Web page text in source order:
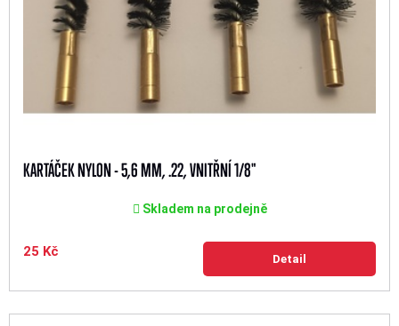
KARTÁČEK NYLON - 5,6 MM, .22, VNITŘNÍ 1/8"
Skladem na prodejně
25 Kč Detail